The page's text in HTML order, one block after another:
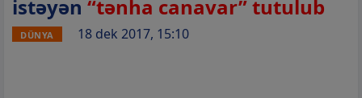
istəyən “tənha canavar” tutulub
DÜNYA 18 dek 2017, 15:10